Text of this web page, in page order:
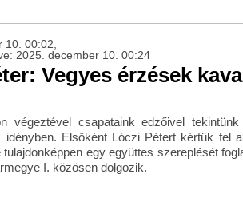
10. 00:02,
2025. december 10. 00:24
Vegyes érzések
végeztével csapataink edzőivel
idényben. Elsőként Lóczi Pétert kértük fel
tulajdonképpen egy együttes szereplését
I. közösen dolgozik.